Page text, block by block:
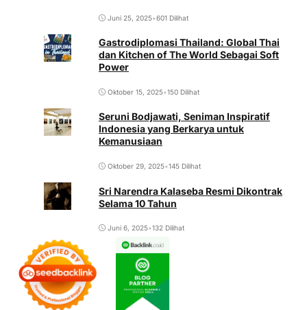
Juni 25, 2025•601 Dilihat
Gastrodiplomasi Thailand: Global Thai
dan Kitchen of The World Sebagai Soft
Power
Oktober 15, 2025•150 Dilihat
Seruni Bodjawati, Seniman Inspiratif
Indonesia yang Berkarya untuk
Kemanusiaan
Oktober 29, 2025•145 Dilihat
Sri Narendra Kalaseba Resmi Dikontrak
Selama 10 Tahun
Juni 6, 2025•132 Dilihat